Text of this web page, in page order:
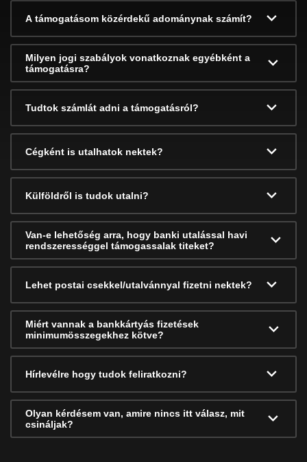
A támogatásom közérdekű adománynak számít?
Milyen jogi szabályok vonatkoznak egyébként a
támogatásra?
Tudtok számlát adni a támogatásról?
Cégként is utalhatok nektek?
Külföldről is tudok utalni?
Van-e lehetőség arra, hogy banki utalással havi
rendszerességgel támogassalak titeket?
Lehet postai csekkel/utalvánnyal fizetni nektek?
Miért vannak a bankkártyás fizetések
minimumösszegekhez kötve?
Hírlevélre hogy tudok feliratkozni?
Olyan kérdésem van, amire nincs itt válasz, mit
csináljak?